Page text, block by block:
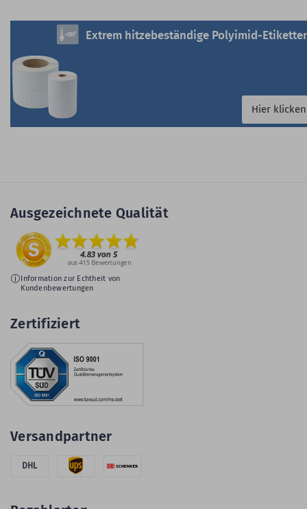
Extrem hitzebeständige Polyimid-
Hier klicken
Ausgezeichnete Qualität
Information zur Echtheit von
Kundenbewertungen
Zertifiziert
Versandpartner
DHL